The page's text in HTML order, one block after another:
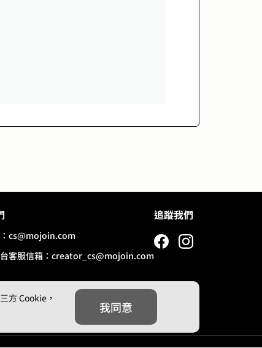
cs@mojoin.com
客服信箱： creator_cs@mojoin.com
追蹤我們
方 Cookie，
我同意